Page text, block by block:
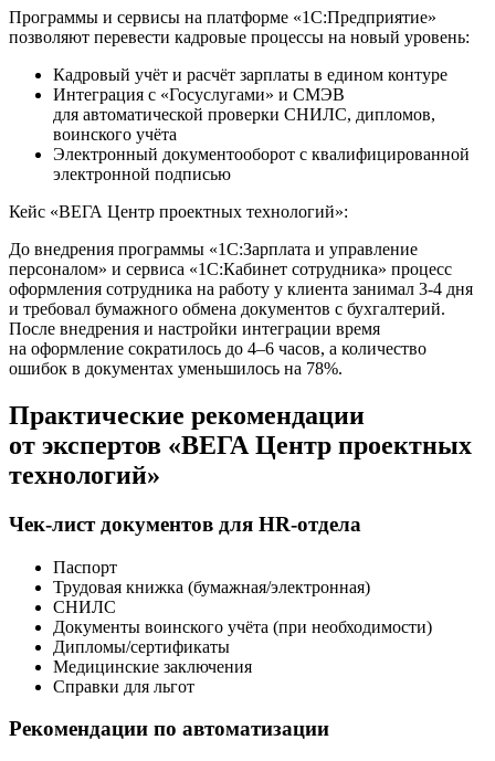
Программы и сервисы на платформе «1С:Предприятие»
позволяют перевести кадровые процессы на новый уровень:
Кадровый учёт и расчёт зарплаты в едином контуре
Интеграция с «Госуслугами» и СМЭВ
для автоматической проверки СНИЛС, дипломов,
воинского учёта
Электронный документооборот с квалифицированной
электронной подписью
Кейс «ВЕГА Центр проектных технологий»:
До внедрения программы «1С:Зарплата и управление
персоналом» и сервиса «1С:Кабинет сотрудника» процесс
оформления сотрудника на работу у клиента занимал 3-4 дня
и требовал бумажного обмена документов с бухгалтерий.
После внедрения и настройки интеграции время
на оформление сократилось до 4–6 часов, а количество
ошибок в документах уменьшилось на 78%.
Практические рекомендации
от экспертов «ВЕГА Центр проектных
технологий»
Чек-лист документов для HR-отдела
Паспорт
Трудовая книжка (бумажная/электронная)
СНИЛС
Документы воинского учёта (при необходимости)
Дипломы/сертификаты
Медицинские заключения
Справки для льгот
Рекомендации по автоматизации